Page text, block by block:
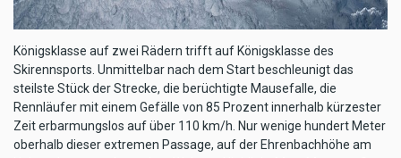
Königsklasse auf zwei Rädern trifft auf Königsklasse des
Skirennsports. Unmittelbar nach dem Start beschleunigt das
steilste Stück der Strecke, die berüchtigte Mausefalle, die
Rennläufer mit einem Gefälle von 85 Prozent innerhalb kürzester
Zeit erbarmungslos auf über 110 km/h. Nur wenige hundert Meter
oberhalb dieser extremen Passage, auf der Ehrenbachhöhe am